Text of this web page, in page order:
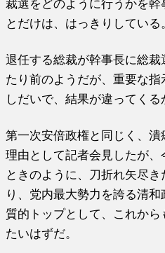
裁選をどのように行うかを幹
とだけは、はっきりしている
退任する総裁が幹事長に総
たり前のようだが、重要な
しだいで、結果が違ってくる
第一次安倍政権と同じく、
理由として記者会見したが
ときのように、刀折れ矢尽
り、党内最大勢力を誇る清
質的トップとして、これか
たいはずだ。